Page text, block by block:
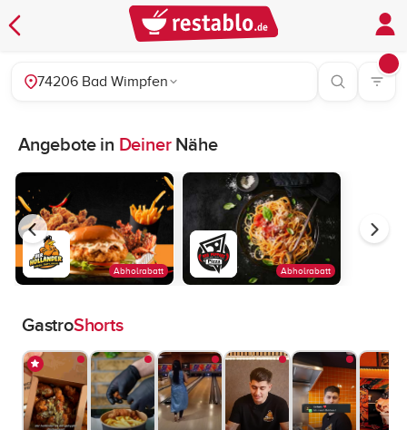
74206 Bad Wimpfen
Angebote in DeinerNähe
Abholrabatt Abholrabatt
GastroShorts